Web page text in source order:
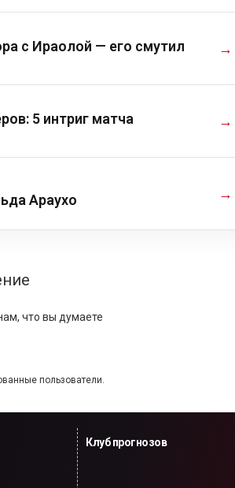
с Ираолой — его смутил
→
5 интриг матча
→
Араухо →
что вы думаете
пользователи.
Клуб прогнозов